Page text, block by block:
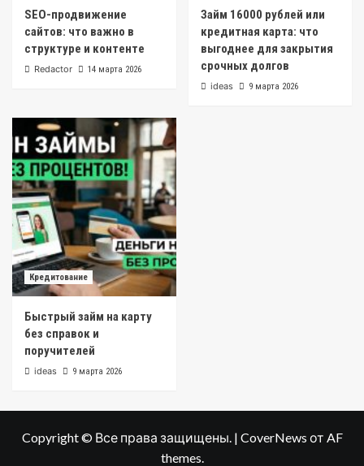
SEO-продвижение
сайтов: что важно в
структуре и контенте
Redactor 14 марта 2026
Займ 16000 рублей или
кредитная карта: что
выгоднее для закрытия
срочных долгов
ideas 9 марта 2026
Кредитование
Быстрый займ на карту
без справок и
поручителей
ideas 9 марта 2026
Copyright © Все права защищены. | CoverNews от AF
themes.